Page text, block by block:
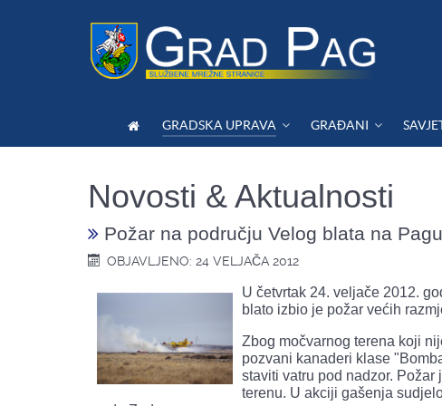
GRADSKA UPRAVA GRAĐANI
Novosti & Aktualnosti
Požar na području Velog blata na Pagu
OBJAVLJENO: 24 VELJAČA 2012
U četvrtak 24. veljače 2012.
blato izbio je požar većih
Zbog močvarnog terena koji
pozvani kanaderi klase
staviti vatru pod nadzor.
terenu. U akciji gašenja